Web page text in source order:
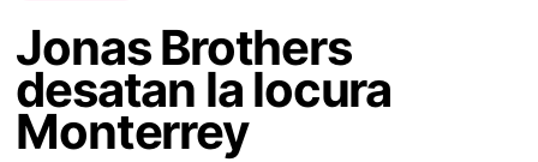
Jonas Brothers
desatan la locura
Monterrey